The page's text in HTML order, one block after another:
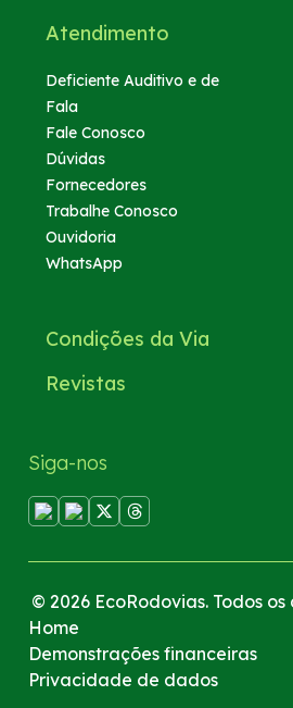
Atendimento
Deficiente Auditivo e de
Fala
Fale Conosco
Dúvidas
Fornecedores
Trabalhe Conosco
Ouvidoria
WhatsApp
Condições da Via
Revistas
Siga-nos
Home
Demonstrações financeiras
Privacidade de dados
© 2026 EcoRodovias. Todos